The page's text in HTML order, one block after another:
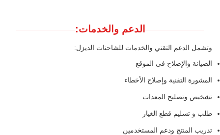
الدعم والخدمات:
وتشمل الدعم التقني والخدمات للشاحنات الديزل:
الصيانة والإصلاح في الموقع
المشورة التقنية وإصلاح الأخطاء
تشخيص وتصليح المعدات
طلب و تسليم قطع الغيار
تدريب المنتج ودعم المستخدمين